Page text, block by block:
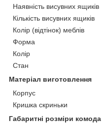
Наявність висувних ящиків
Кількість висувних ящиків
Колір (відтінок) меблів
Форма
Колір
Стан
Матеріал виготовлення
Корпус
Кришка скриньки
Габаритні розміри комода